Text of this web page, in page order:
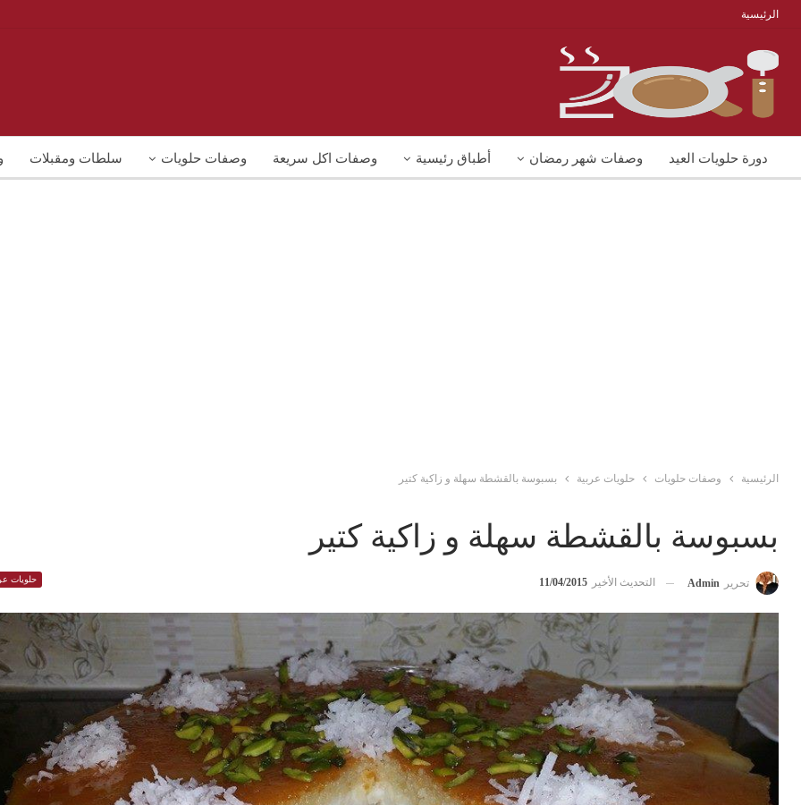
الرئيسية
دورة حلويات العيد وصفات شهر رمضان أطباق رئيسية وصفات اكل سريعة وصفات حلويات سلطات ومقبلات
الرئيسية وصفات حلويات حلويات عربية بسبوسة بالقشطة سهلة و زاكية كتير
بسبوسة بالقشطة سهلة و زاكية كتير
حلويات تحرير Admin التحديث الأخير 11/04/2015